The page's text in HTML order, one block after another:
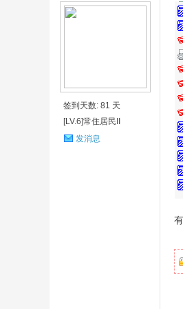
签到天数: 81 天
[LV.6]常住居民II
发消息